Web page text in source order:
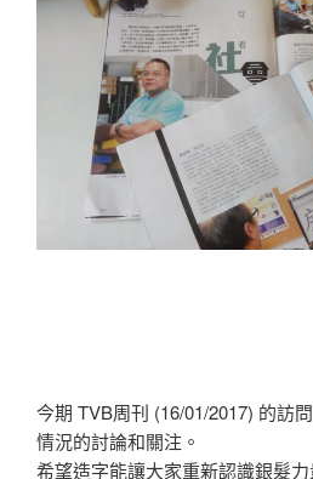
今期 TVB周刊 (16/01/2017) 的訪
情況的討論和關注。
希望造字能讓大家重新認識銀髮